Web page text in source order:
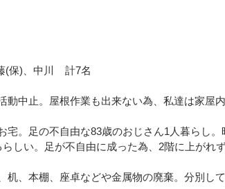
市） 令和5年石川県能登半島地震
雨(新潟県村上市） 令和4年福島県沖地震
雨 令和3年福島県沖地震 令和元年台
(保)、中川    計7名
中止。屋根作業も出来ない為、私達は家屋
。足の不自由な83歳のおじさん1人暮らし。
しい。足が不自由に成った為、2階に上がれ
机、本棚、座卓などや金属物の廃棄。分別し